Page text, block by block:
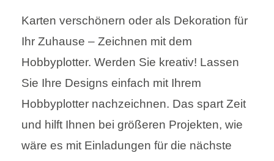
Karten verschönern oder als Dekoration für
Ihr Zuhause – Zeichnen mit dem
Hobbyplotter. Werden Sie kreativ! Lassen
Sie Ihre Designs einfach mit Ihrem
Hobbyplotter nachzeichnen. Das spart Zeit
und hilft Ihnen bei größeren Projekten, wie
wäre es mit Einladungen für die nächste